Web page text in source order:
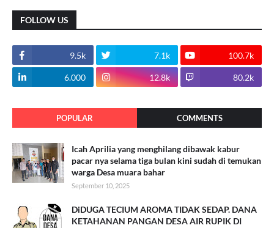
FOLLOW US
9.5k 7.1k 100.7k
6.000 12.8k 80.2k
POPULAR COMMENTS
Icah Aprilia yang menghilang dibawak kabur
pacar nya selama tiga bulan kini sudah di temukan
warga Desa muara bahar
September 10, 2025
DiDUGA TECIUM AROMA TIDAK SEDAP. DANA
KETAHANAN PANGAN DESA AIR RUPIK DI